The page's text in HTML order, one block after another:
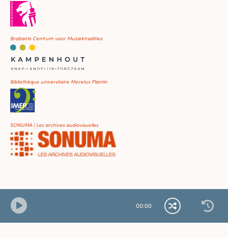
Brabants Centrum voor Muziektradities
Bibliothèque universitaire Moretus Plantin
SONUMA | Les archives audiovisuelles
00:00